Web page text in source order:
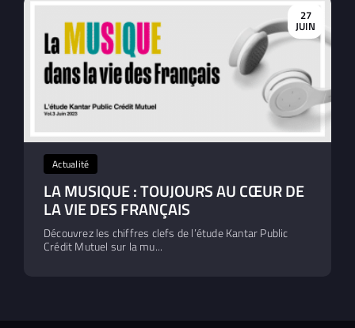
27
JUIN
Actualité
LA MUSIQUE : TOUJOURS AU CŒUR DE
LA VIE DES FRANÇAIS
Découvrez les chiffres clefs de l’étude Kantar Public
Crédit Mutuel sur la mu...